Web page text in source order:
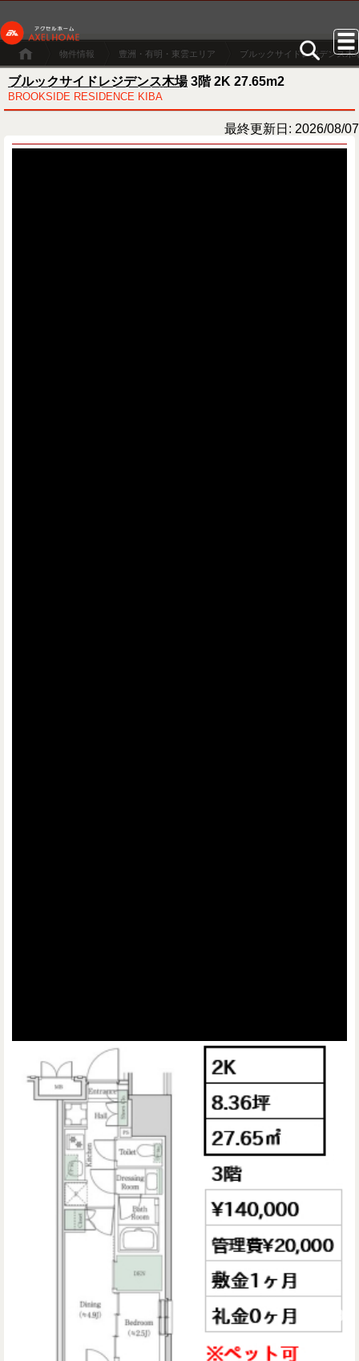
物件情報 豊洲・有明・東雲エリア ブルックサイドレジデンス木
ブルックサイドレジデンス木場3階 2K 27.65m2
BROOKSIDE RESIDENCE KIBA
最終更新日: 2026/08/07